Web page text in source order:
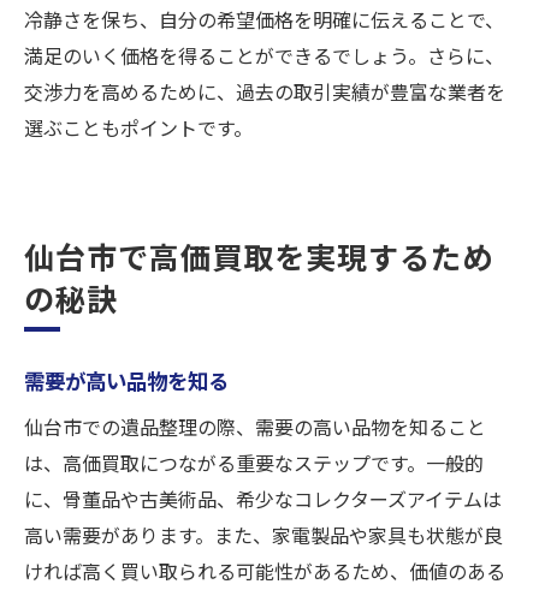
冷静さを保ち、自分の希望価格を明確に伝えることで、
満足のいく価格を得ることができるでしょう。さらに、
交渉力を高めるために、過去の取引実績が豊富な業者を
選ぶこともポイントです。
仙台市で高価買取を実現するため
の秘訣
需要が高い品物を知る
仙台市での遺品整理の際、需要の高い品物を知ること
は、高価買取につながる重要なステップです。一般的
に、骨董品や古美術品、希少なコレクターズアイテムは
高い需要があります。また、家電製品や家具も状態が良
ければ高く買い取られる可能性があるため、価値のある